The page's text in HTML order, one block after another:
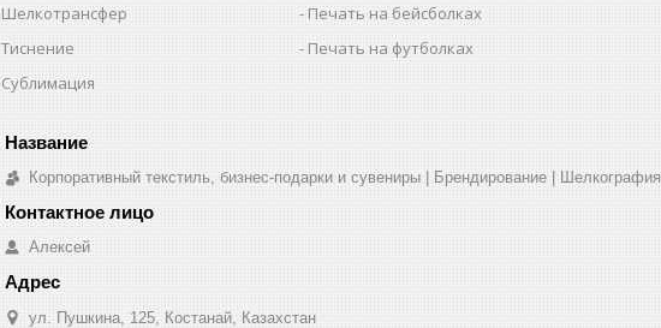
Шелкотрансфер
Тиснение
Сублимация
Печать на бейсболках
Печать на футболках
Корпоративный текстиль, бизнес-подарки и сувениры | Брендирование | Шелкография
Алексей
ул. Пушкина, 125, Костанай, Казахстан